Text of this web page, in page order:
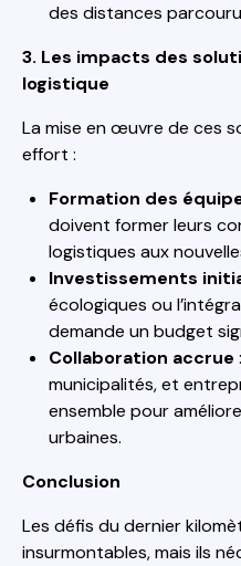
des distances
3. Les impacts des
logistique
La mise en œuvre de ces
effort :
Formation des
doivent former leurs
logistiques aux
Investissements
écologiques ou
demande un budget
Collaboration accrue
municipalités, et
ensemble pour
urbaines.
Conclusion
Les défis du dernier
insurmontables, mais ils